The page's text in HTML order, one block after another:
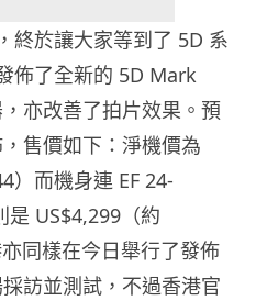
終於讓大家等到了 5D 系
佈了全新的 5D Mark
亦改善了拍片效果。預
售價如下：淨機價為
）而機身連 EF 24-
US$4,299（約
同樣在今日舉行了發佈
訪並測試，不過香港官